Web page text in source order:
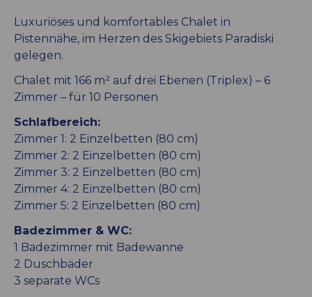
Luxuriöses und komfortables Chalet in
Pistennähe, im Herzen des Skigebiets Paradiski
gelegen.
Chalet mit 166 m² auf drei Ebenen (Triplex) – 6
Zimmer – für 10 Personen
Schlafbereich:
Zimmer 1: 2 Einzelbetten (80 cm)
Zimmer 2: 2 Einzelbetten (80 cm)
Zimmer 3: 2 Einzelbetten (80 cm)
Zimmer 4: 2 Einzelbetten (80 cm)
Zimmer 5: 2 Einzelbetten (80 cm)
Badezimmer & WC:
1 Badezimmer mit Badewanne
2 Duschbäder
3 separate WCs